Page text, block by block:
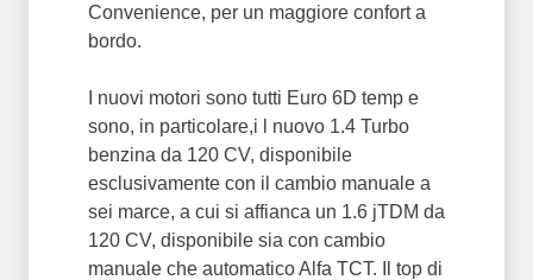
Convenience, per un maggiore confort a
bordo.
I nuovi motori sono tutti Euro 6D temp e
sono, in particolare,i l nuovo 1.4 Turbo
benzina da 120 CV, disponibile
esclusivamente con il cambio manuale a
sei marce, a cui si affianca un 1.6 jTDM da
120 CV, disponibile sia con cambio
manuale che automatico Alfa TCT. Il top di